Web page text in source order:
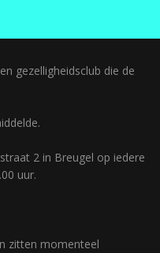
gezelligheidsclub die de
2 in Breugel op iedere
uur.
zitten momenteel